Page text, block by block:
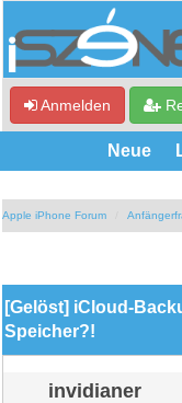
Anmelden
Neue
Apple iPhone Forum
[Gelöst] iCloud-
Speicher?!
invidianer